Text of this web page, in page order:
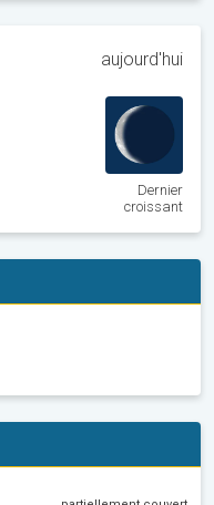
aujourd'hui
Dernier
croissant